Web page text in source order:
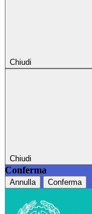
Chiudi
Chiudi
Conferma
Annulla Conferma